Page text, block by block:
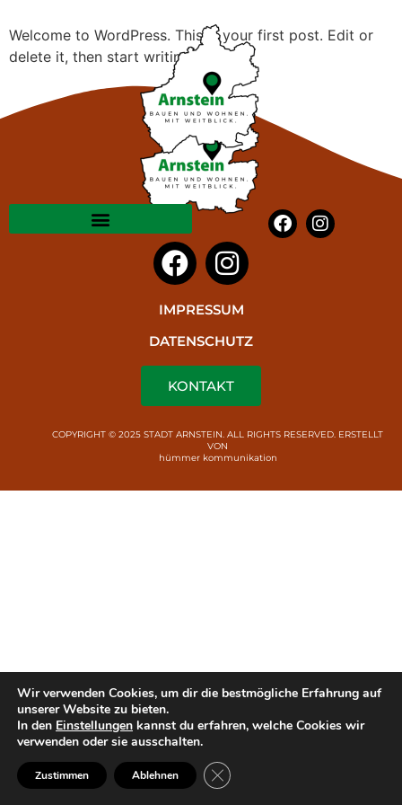
Welcome to WordPress. This is your first post. Edit or
delete it, then start writing!
IMPRESSUM
DATENSCHUTZ
KONTAKT
COPYRIGHT © 2025 STADT ARNSTEIN. ALL RIGHTS RESERVED. ERSTELLT
VON
hümmer kommunikation
Wir verwenden Cookies, um dir die bestmögliche Erfahrung auf
unserer Website zu bieten.
In den Einstellungen kannst du erfahren, welche Cookies wir
verwenden oder sie ausschalten.
Zustimmen Ablehnen GDPR Cookie-Banner schließen